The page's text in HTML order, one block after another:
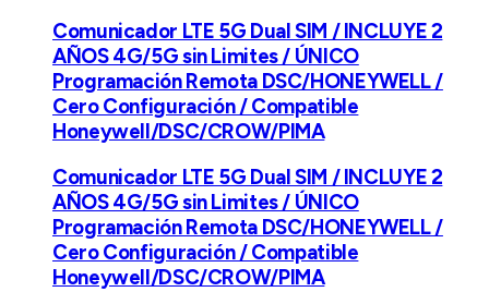
Comunicador LTE 5G Dual SIM / INCLUYE 2
AÑOS 4G/5G sin Limites / ÚNICO
Programación Remota DSC/HONEYWELL /
Cero Configuración / Compatible
Honeywell/DSC/CROW/PIMA
Comunicador LTE 5G Dual SIM / INCLUYE 2
AÑOS 4G/5G sin Limites / ÚNICO
Programación Remota DSC/HONEYWELL /
Cero Configuración / Compatible
Honeywell/DSC/CROW/PIMA